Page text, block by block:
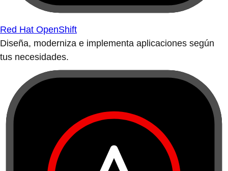
Red Hat OpenShift
Diseña, moderniza e implementa aplicaciones según
tus necesidades.